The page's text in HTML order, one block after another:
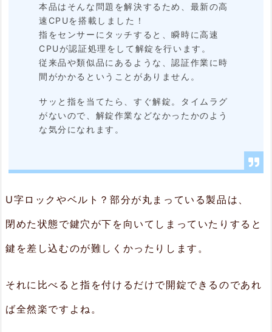
本品はそんな問題を解決するため、最新の高
速CPUを搭載しました！
指をセンサーにタッチすると、瞬時に高速
CPUが認証処理をして解錠を行います。
従来品や類似品にあるような、認証作業に時
間がかかるということがありません。
サッと指を当てたら、すぐ解錠。タイムラグ
がないので、解錠作業などなかったかのよう
な気分になれます。
U字ロックやベルト？部分が丸まっている製品は、
閉めた状態で鍵穴が下を向いてしまっていたりすると
鍵を差し込むのが難しくかったりします。
それに比べると指を付けるだけで開錠できるのであれ
ば全然楽ですよね。